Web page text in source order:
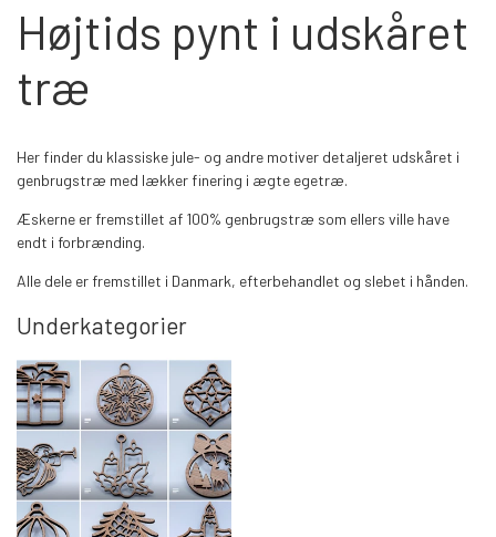
Højtids pynt i udskåret
træ
Her finder du klassiske jule- og andre motiver detaljeret udskåret i
genbrugstræ med lækker finering i ægte egetræ.
Æskerne er fremstillet af 100% genbrugstræ som ellers ville have
endt i forbrænding.
Alle dele er fremstillet i Danmark, efterbehandlet og slebet i hånden.
Underkategorier